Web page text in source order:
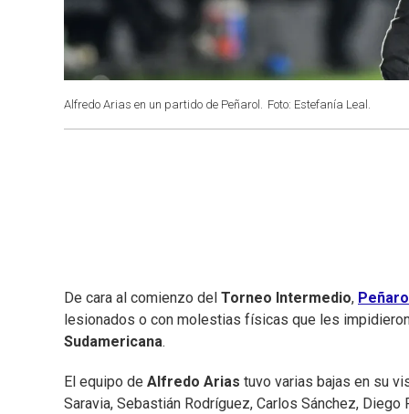
Alfredo Arias en un partido de Peñarol. Foto: Estefanía Leal.
De cara al comienzo del Torneo Intermedio, Peñarol
lesionados o con molestias físicas que les
Sudamericana.
El equipo de Alfredo Arias tuvo varias bajas en su
Saravia, Sebastián Rodríguez, Carlos Sánchez, Diego